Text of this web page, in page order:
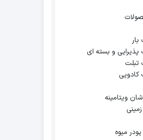
پذیرایی و بسته ای
تبلت
کادویی
ویتامینه
میوه